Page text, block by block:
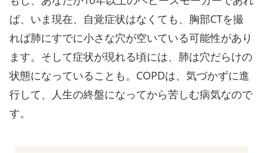
ば、いま現在、自覚症状はなくても、胸部CTを撮
れば肺にすでに小さな穴が空いている可能性があり
ます。そして症状が現れる頃には、肺は穴だらけの
状態になっていることも。COPDは、気づかずに進
行して、人生の終盤になってから苦しむ病気なので
す。